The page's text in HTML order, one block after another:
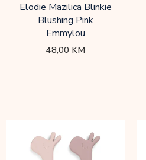
Elodie Mazilica Blinkie
Blushing Pink
Emmylou
48,00 KM